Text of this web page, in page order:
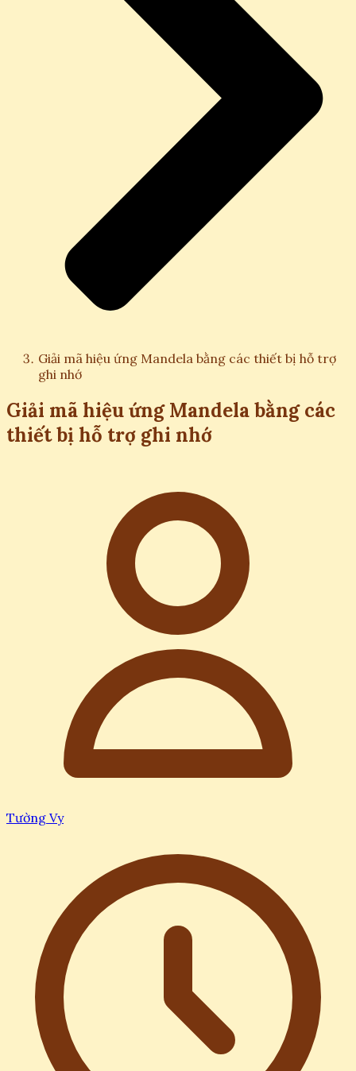
Giải mã hiệu ứng Mandela bằng các thiết bị hỗ trợ
ghi nhớ
Giải mã hiệu ứng Mandela bằng các
thiết bị hỗ trợ ghi nhớ
Tường Vy